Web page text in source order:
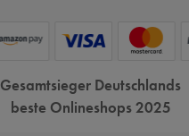
Gesamtsieger Deutschlands
beste Onlineshops 2025